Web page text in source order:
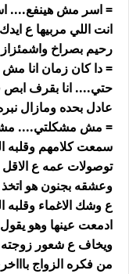
= اسر مش هينفع....
انت اللي مربيها ع
رحيم بصراخ
= دا كان زمان انا
حتي.... انا بقرف ابص
عادل بحده ومازال
= مش مشكلتي....
سمعت كلامهم وقلبه
توصولات عمه ع الاقل
وعشقه بجنون هو
ع وشك الاغماء وقلبه
ادمعت عينها وهو
ويخاف ع شعور زوجته
من فكره الزواج